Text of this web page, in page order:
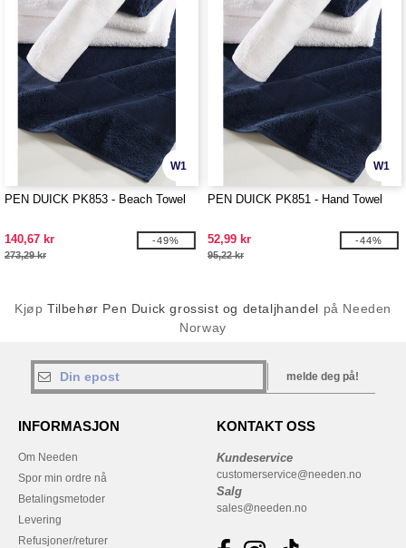
W1
PEN DUICK PK853 - Beach Towel
140,67 kr
273,29 kr
-49%
W1
PEN DUICK PK851 - Hand Towel
52,99 kr
95,22 kr
-44%
KjøpTilbehør Pen Duick grossist og detaljhandel på Needen
Norway
melde deg på!
INFORMASJON
Om Needen
Spor min ordre nå
Betalingsmetoder
Levering
Refusjoner/returer
KONTAKT OSS
Kundeservice
customerservice@needen.no
Salg
sales@needen.no